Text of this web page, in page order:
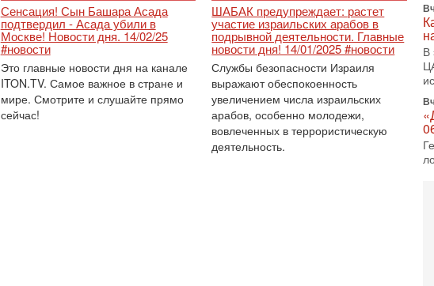
Сенсация! Сын Башара Асада
подтвердил - Асада убили в
Москве! Новости дня. 14/02/25
#новости
Это главные новости дня на канале
ITON.TV. Самое важное в стране и
мире. Смотрите и слушайте прямо
сейчас!
ШАБАК предупреждает: растет
участие израильских арабов в
подрывной деятельности. Главные
новости дня! 14/01/2025 #новости
Службы безопасности Израиля
выражают обеспокоенность
увеличением числа израильских
арабов, особенно молодежи,
вовлеченных в террористическую
деятельность.
В